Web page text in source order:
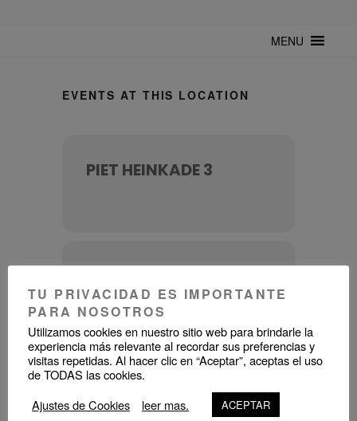
mantenerte actualizado sobre Cuba y sus artistas. Noticias, eventos y
MENU
EVENTS AT THIS LOCATION
PIET HEINKADE 3
NO EVENTS
TU PRIVACIDAD ES IMPORTANTE
PARA NOSOTROS
Utilizamos cookies en nuestro sitio web para brindarle la
experiencia más relevante al recordar sus preferencias y
visitas repetidas. Al hacer clic en “Aceptar”, aceptas el uso
de TODAS las cookies.
Ajustes de Cookies
leer mas. ACEPTAR